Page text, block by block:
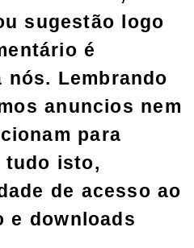
sugestão logo
é
nós. Lembrando
anuncios nem
para
tudo isto,
de acesso ao
e downloads